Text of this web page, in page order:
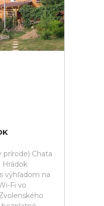
prírode) Chata
Hrádok
výhľadom na
Fi vo